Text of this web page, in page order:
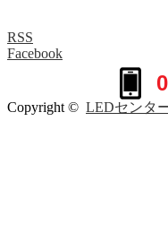
RSS
Facebook
Copyright © LEDセンタ